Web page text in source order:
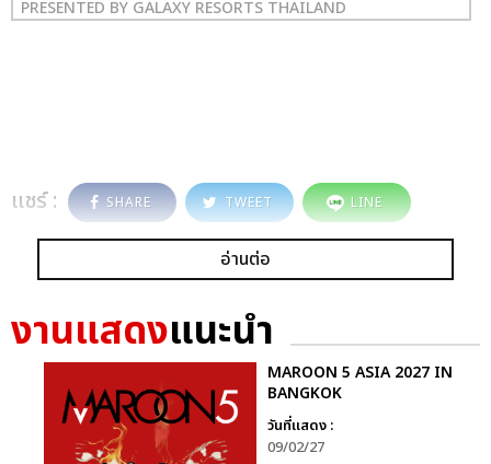
PRESENTED BY GALAXY RESORTS THAILAND
แชร์ : SHARE TWEET LINE
อ่านต่อ
งานแสดงแนะนำ
MAROON 5 ASIA 2027 IN
BANGKOK
วันที่แสดง :
09/02/27